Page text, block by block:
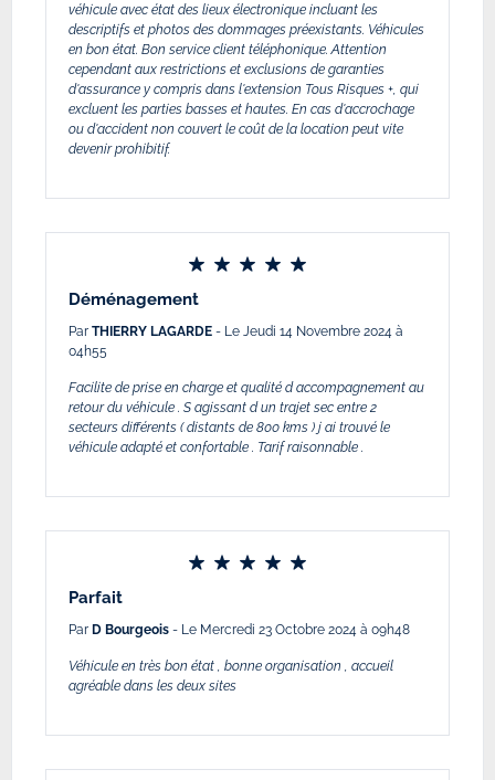
véhicule avec état des lieux électronique incluant les
descriptifs et photos des dommages préexistants. Véhicules
en bon état. Bon service client téléphonique. Attention
cependant aux restrictions et exclusions de garanties
d'assurance y compris dans l'extension Tous Risques +, qui
excluent les parties basses et hautes. En cas d'accrochage
ou d'accident non couvert le coût de la location peut vite
devenir prohibitif.
Déménagement
Par THIERRY LAGARDE - Le Jeudi 14 Novembre 2024 à
04h55
Facilite de prise en charge et qualité d accompagnement au
retour du véhicule . S agissant d un trajet sec entre 2
secteurs différents ( distants de 800 kms ) j ai trouvé le
véhicule adapté et confortable . Tarif raisonnable .
Parfait
Par D Bourgeois - Le Mercredi 23 Octobre 2024 à 09h48
Véhicule en très bon état , bonne organisation , accueil
agréable dans les deux sites